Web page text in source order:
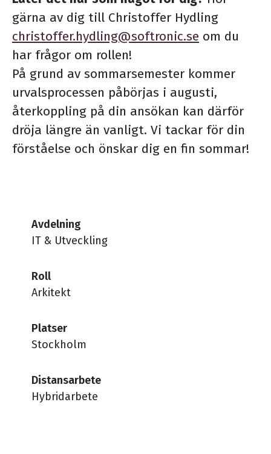
gärna av dig till Christoffer Hydling
christoffer.hydling@softronic.se om du
har frågor om rollen!
På grund av sommarsemester kommer
urvalsprocessen påbörjas i augusti,
återkoppling på din ansökan kan därför
dröja längre än vanligt. Vi tackar för din
förståelse och önskar dig en fin sommar!
Avdelning
IT & Utveckling
Roll
Arkitekt
Platser
Stockholm
Distansarbete
Hybridarbete